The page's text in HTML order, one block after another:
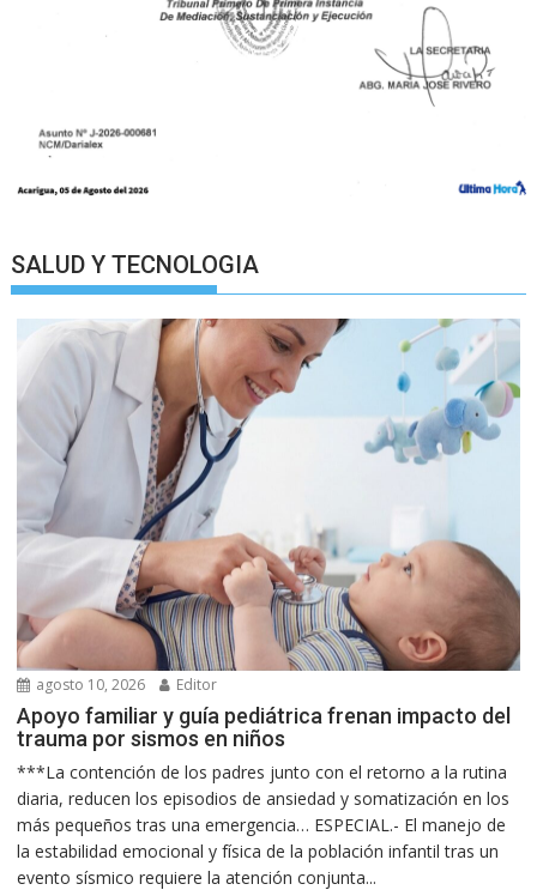
SALUD Y TECNOLOGIA
agosto 10, 2026 Editor
Apoyo familiar y guía pediátrica frenan impacto del
trauma por sismos en niños
***La contención de los padres junto con el retorno a la rutina
diaria, reducen los episodios de ansiedad y somatización en los
más pequeños tras una emergencia… ESPECIAL.- El manejo de
la estabilidad emocional y física de la población infantil tras un
evento sísmico requiere la atención conjunta...